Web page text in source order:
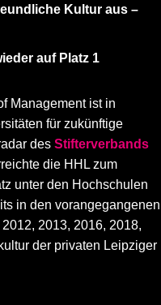
Kultur aus –
auf Platz 1
Management ist in
für zukünftige
des Stifterverbands
die HHL zum
unter den Hochschulen
in den vorangegangenen
2013, 2016, 2018,
der privaten Leipziger